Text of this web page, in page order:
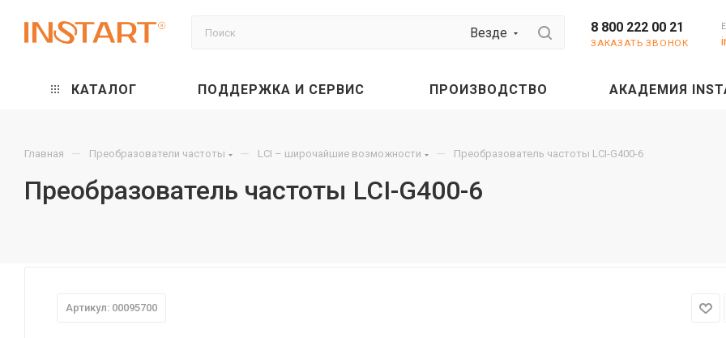
Везде 8 800 222 00 21
ЗАКАЗАТЬ ЗВОНОК
КАТАЛОГ ПОДДЕРЖКА И СЕРВИС ПРОИЗВОДСТВО АКАДЕМИЯ
Главная — Преобразователи частоты — LCI – широчайшие возможности — Преобразователь частоты LCI-G400-6
Преобразователь частоты LCI-G400-6
Артикул: 00095700